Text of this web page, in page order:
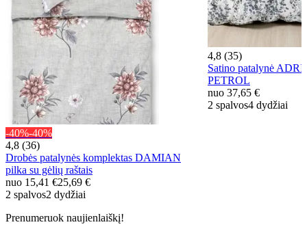
-40%-40%
4,8 (36)
Drobės patalynės komplektas DAMIAN
pilka su gėlių raštais
nuo 15,41 €25,69 €
2 spalvos2 dydžiai
4,8 (35)
Satino patalynė
PETROL
nuo 37,65 €
2 spalvos4 dydžiai
Prenumeruok naujienlaiškį!